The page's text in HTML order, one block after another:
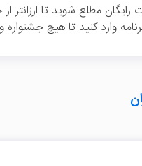
مطلع شوید تا ارزانتر
وارد کنید تا هیچ جشنواره